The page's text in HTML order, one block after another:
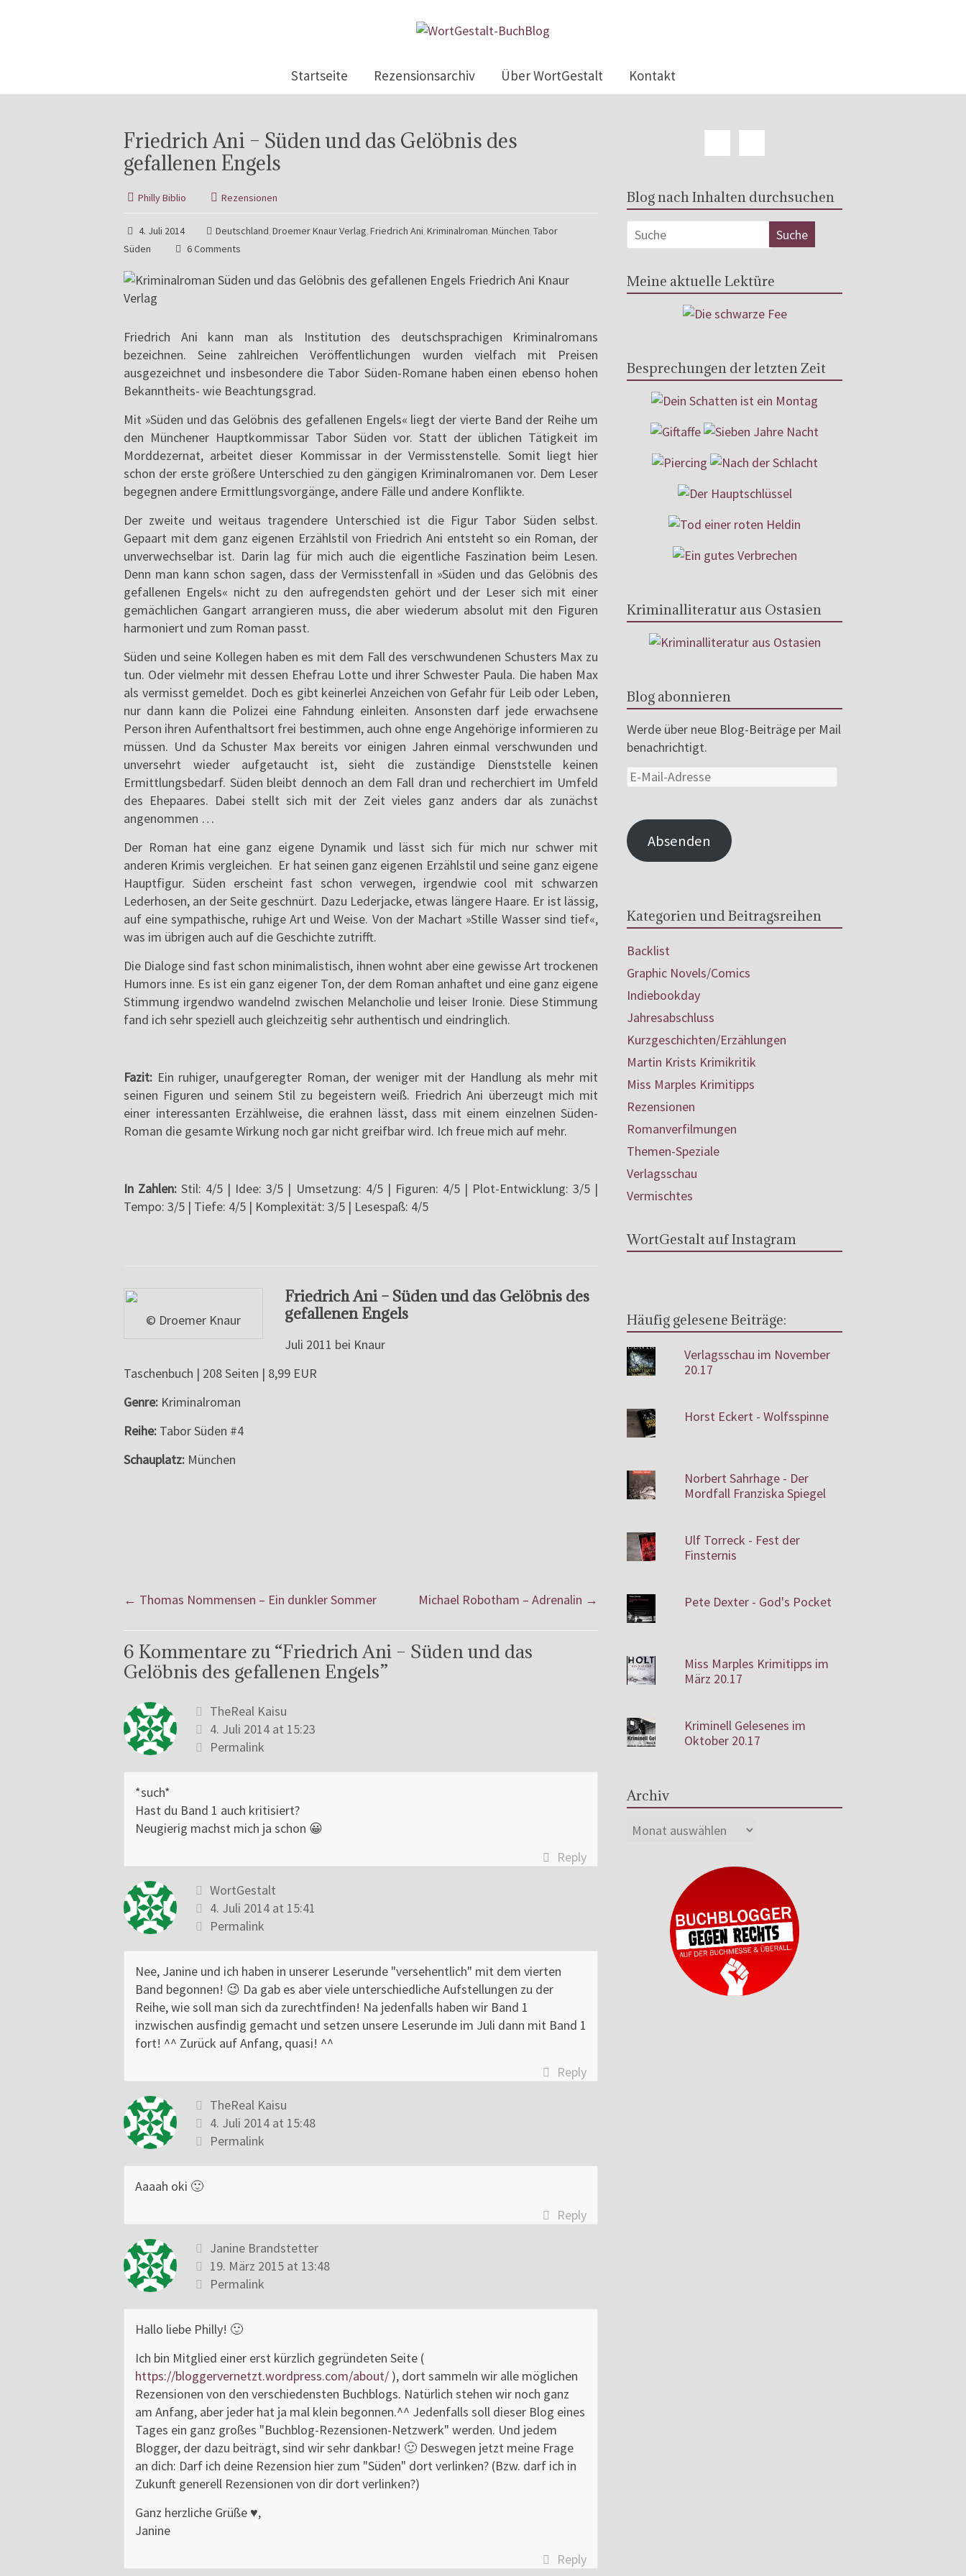
Startseite Rezensionsarchiv Über WortGestalt Kontakt
Friedrich Ani – Süden und das Gelöbnis des
gefallenen Engels
Philly Biblio Rezensionen
4. Juli 2014 Deutschland, Droemer Knaur Verlag, Friedrich Ani, Kriminalroman, München, Tabor
Süden
6 Comments
Friedrich Ani kann man als Institution des deutschsprachigen Kriminalromans
bezeichnen. Seine zahlreichen Veröffentlichungen wurden vielfach mit Preisen
ausgezeichnet und insbesondere die Tabor Süden-Romane haben einen ebenso hohen
Bekanntheits- wie Beachtungsgrad.
Mit »Süden und das Gelöbnis des gefallenen Engels« liegt der vierte Band der Reihe um
den Münchener Hauptkommissar Tabor Süden vor. Statt der üblichen Tätigkeit im
Morddezernat, arbeitet dieser Kommissar in der Vermisstenstelle. Somit liegt hier
schon der erste größere Unterschied zu den gängigen Kriminalromanen vor. Dem Leser
begegnen andere Ermittlungsvorgänge, andere Fälle und andere Konflikte.
Der zweite und weitaus tragendere Unterschied ist die Figur Tabor Süden selbst.
Gepaart mit dem ganz eigenen Erzählstil von Friedrich Ani entsteht so ein Roman, der
unverwechselbar ist. Darin lag für mich auch die eigentliche Faszination beim Lesen.
Denn man kann schon sagen, dass der Vermisstenfall in »Süden und das Gelöbnis des
gefallenen Engels« nicht zu den aufregendsten gehört und der Leser sich mit einer
gemächlichen Gangart arrangieren muss, die aber wiederum absolut mit den Figuren
harmoniert und zum Roman passt.
Süden und seine Kollegen haben es mit dem Fall des verschwundenen Schusters Max zu
tun. Oder vielmehr mit dessen Ehefrau Lotte und ihrer Schwester Paula. Die haben Max
als vermisst gemeldet. Doch es gibt keinerlei Anzeichen von Gefahr für Leib oder Leben,
nur dann kann die Polizei eine Fahndung einleiten. Ansonsten darf jede erwachsene
Person ihren Aufenthaltsort frei bestimmen, auch ohne enge Angehörige informieren zu
müssen. Und da Schuster Max bereits vor einigen Jahren einmal verschwunden und
unversehrt wieder aufgetaucht ist, sieht die zuständige Dienststelle keinen
Ermittlungsbedarf. Süden bleibt dennoch an dem Fall dran und recherchiert im Umfeld
des Ehepaares. Dabei stellt sich mit der Zeit vieles ganz anders dar als zunächst
angenommen …
Der Roman hat eine ganz eigene Dynamik und lässt sich für mich nur schwer mit
anderen Krimis vergleichen. Er hat seinen ganz eigenen Erzählstil und seine ganz eigene
Hauptfigur. Süden erscheint fast schon verwegen, irgendwie cool mit schwarzen
Lederhosen, an der Seite geschnürt. Dazu Lederjacke, etwas längere Haare. Er ist lässig,
auf eine sympathische, ruhige Art und Weise. Von der Machart »Stille Wasser sind tief«,
was im übrigen auch auf die Geschichte zutrifft.
Die Dialoge sind fast schon minimalistisch, ihnen wohnt aber eine gewisse Art trockenen
Humors inne. Es ist ein ganz eigener Ton, der dem Roman anhaftet und eine ganz eigene
Stimmung irgendwo wandelnd zwischen Melancholie und leiser Ironie. Diese Stimmung
fand ich sehr speziell auch gleichzeitig sehr authentisch und eindringlich.
Fazit: Ein ruhiger, unaufgeregter Roman, der weniger mit der Handlung als mehr mit
seinen Figuren und seinem Stil zu begeistern weiß. Friedrich Ani überzeugt mich mit
einer interessanten Erzählweise, die erahnen lässt, dass mit einem einzelnen Süden-
Roman die gesamte Wirkung noch gar nicht greifbar wird. Ich freue mich auf mehr.
In Zahlen: Stil: 4/5 | Idee: 3/5 | Umsetzung: 4/5 | Figuren: 4/5 | Plot-Entwicklung: 3/5 |
Tempo: 3/5 | Tiefe: 4/5 | Komplexität: 3/5 | Lesespaß: 4/5
© Droemer Knaur
Friedrich Ani – Süden und das Gelöbnis des
gefallenen Engels
Juli 2011 bei Knaur
Taschenbuch | 208 Seiten | 8,99 EUR
Genre: Kriminalroman
Reihe: Tabor Süden #4
Schauplatz: München
← Thomas Nommensen – Ein dunkler Sommer Michael Robotham – Adrenalin →
6 Kommentare zu “Friedrich Ani – Süden und das
Gelöbnis des gefallenen Engels”
TheReal Kaisu
4. Juli 2014 at 15:23
Permalink
*such*
Hast du Band 1 auch kritisiert?
Neugierig machst mich ja schon 😀
Reply
WortGestalt
4. Juli 2014 at 15:41
Permalink
Nee, Janine und ich haben in unserer Leserunde "versehentlich" mit dem vierten
Band begonnen! 😉 Da gab es aber viele unterschiedliche Aufstellungen zu der
Reihe, wie soll man sich da zurechtfinden! Na jedenfalls haben wir Band 1
inzwischen ausfindig gemacht und setzen unsere Leserunde im Juli dann mit Band 1
fort! ^^ Zurück auf Anfang, quasi! ^^
Reply
TheReal Kaisu
4. Juli 2014 at 15:48
Permalink
Aaaah oki 🙂
Reply
Janine Brandstetter
19. März 2015 at 13:48
Permalink
Hallo liebe Philly! 🙂
Ich bin Mitglied einer erst kürzlich gegründeten Seite (
https://bloggervernetzt.wordpress.com/about/ ), dort sammeln wir alle möglichen
Rezensionen von den verschiedensten Buchblogs. Natürlich stehen wir noch ganz
am Anfang, aber jeder hat ja mal klein begonnen.^^ Jedenfalls soll dieser Blog eines
Tages ein ganz großes "Buchblog-Rezensionen-Netzwerk" werden. Und jedem
Blogger, der dazu beiträgt, sind wir sehr dankbar! 🙂 Deswegen jetzt meine Frage
an dich: Darf ich deine Rezension hier zum "Süden" dort verlinken? (Bzw. darf ich in
Zukunft generell Rezensionen von dir dort verlinken?)
Ganz herzliche Grüße ♥,
Janine
Reply
Blog nach Inhalten durchsuchen
Meine aktuelle Lektüre
Besprechungen der letzten Zeit
Kriminalliteratur aus Ostasien
Blog abonnieren
Werde über neue Blog-Beiträge per Mail
benachrichtigt.
Absenden
Kategorien und Beitragsreihen
Backlist
Graphic Novels/Comics
Indiebookday
Jahresabschluss
Kurzgeschichten/Erzählungen
Martin Krists Krimikritik
Miss Marples Krimitipps
Rezensionen
Romanverfilmungen
Themen-Speziale
Verlagsschau
Vermischtes
WortGestalt auf Instagram
Häufig gelesene Beiträge:
Verlagsschau im November
20.17
Horst Eckert - Wolfsspinne
Norbert Sahrhage - Der
Mordfall Franziska Spiegel
Ulf Torreck - Fest der
Finsternis
Pete Dexter - God's Pocket
Miss Marples Krimitipps im
März 20.17
Kriminell Gelesenes im
Oktober 20.17
Archiv